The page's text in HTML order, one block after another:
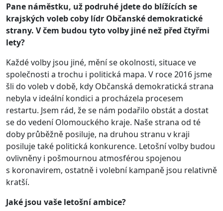
Pane náměstku, už podruhé jdete do blížících se
krajských voleb coby lídr Občanské demokratické
strany. V čem budou tyto volby jiné než před čtyřmi
lety?
Každé volby jsou jiné, mění se okolnosti, situace ve
společnosti a trochu i politická mapa. V roce 2016 jsme
šli do voleb v době, kdy Občanská demokratická strana
nebyla v ideální kondici a procházela procesem
restartu. Jsem rád, že se nám podařilo obstát a dostat
se do vedení Olomouckého kraje. Naše strana od té
doby průběžně posiluje, na druhou stranu v kraji
posiluje také politická konkurence. Letošní volby budou
ovlivněny i pošmournou atmosférou spojenou
s koronavirem, ostatně i volební kampaně jsou relativně
kratší.
Jaké jsou vaše letošní ambice?